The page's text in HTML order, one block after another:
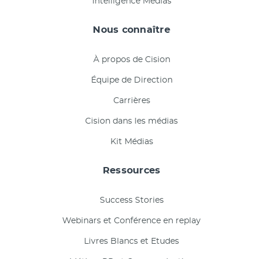
Nous connaître
À propos de Cision
Équipe de Direction
Carrières
Cision dans les médias
Kit Médias
Ressources
Success Stories
Webinars et Conférence en replay
Livres Blancs et Etudes